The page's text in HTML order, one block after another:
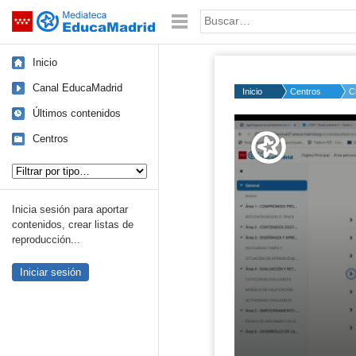
Saltar navegación Palabra o frase:
Inicio
Canal EducaMadrid
Últimos contenidos
Centros
Inicia sesión para aportar
contenidos, crear listas de
reproducción...
Iniciar sesión
Inicio Centros
Volume
50%